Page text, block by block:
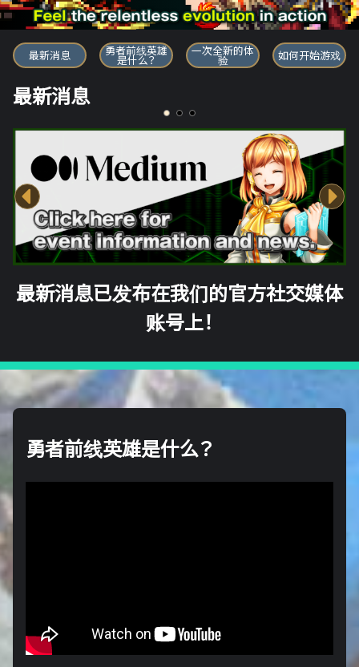
勇者前线英雄
最新消息 勇者前线英雄
是什么？
一次全新的体
验 如何开始游戏
最新消息
最新消息已发布在我们的官方社交媒体
账号上！
勇者前线英雄是什么？